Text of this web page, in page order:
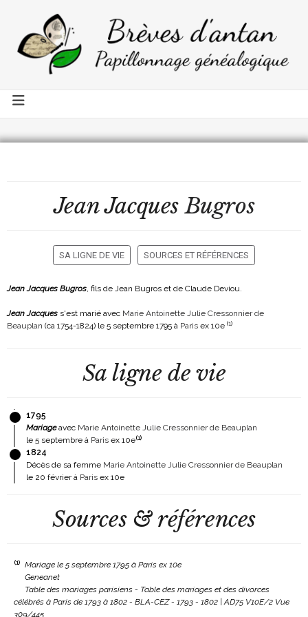
Jean JacquesBugros
SA LIGNE DE VIE SOURCES ET RÉFÉRENCES
Jean Jacques Bugros, fils de Jean Bugros et de Claude Deviou.
Jean Jacques s'est marié avec Marie Antoinette Julie Cressonnier de
Beauplan (ca 1754-1824) le 5 septembre 1795 à Paris ex 10e (1)
Sa ligne de vie
1795
Mariageavec Marie Antoinette Julie Cressonnier de Beauplan
le 5 septembre à Paris ex 10e(1)
1824
Décès de sa femme Marie Antoinette Julie Cressonnier de Beauplan
le 20 février à Paris ex 10e
Sources & références
(1)
Mariage le 5 septembre 1795 à Paris ex 10e
Geneanet
Table des mariages parisiens - Table des mariages et des divorces
célébrés à Paris de 1793 à 1802 - BLA-CEZ - 1793 - 1802 | AD75 V10E/2 Vue
309/445